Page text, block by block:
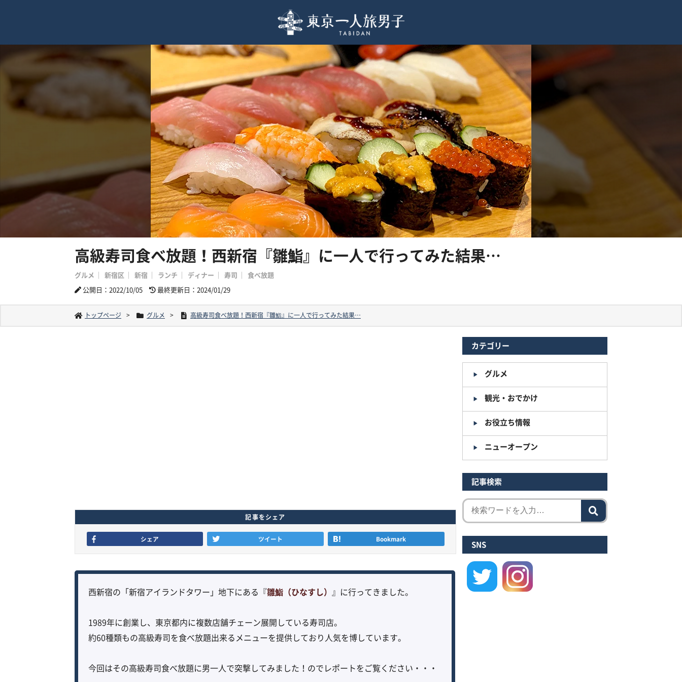
高級寿司食べ放題！西新宿『雛鮨』に一人で行ってみた結果…
グルメ 新宿区 新宿 ランチ ディナー 寿司
食べ放題
公開日：2022/10/05
最終更新日：2024/01/29
トップページ グルメ 高級寿司食べ放題！西新宿『雛鮨』に一人で行ってみた結果…
記事をシェア
シェア ツイート Bookmark
西新宿の「新宿アイランドタワー」地下にある『雛鮨（ひなすし） 』に行ってきました。
1989年に創業し、東京都内に複数店舗チェーン展開している寿司店。
約60種類もの高級寿司を食べ放題出来るメニューを提供しており人気を博しています。
今回はその高級寿司食べ放題に男一人で突撃してみました！のでレポートをご覧ください・・・
カテゴリー
グルメ
観光・おでかけ
お役立ち情報
ニューオープン
記事検索
SNS